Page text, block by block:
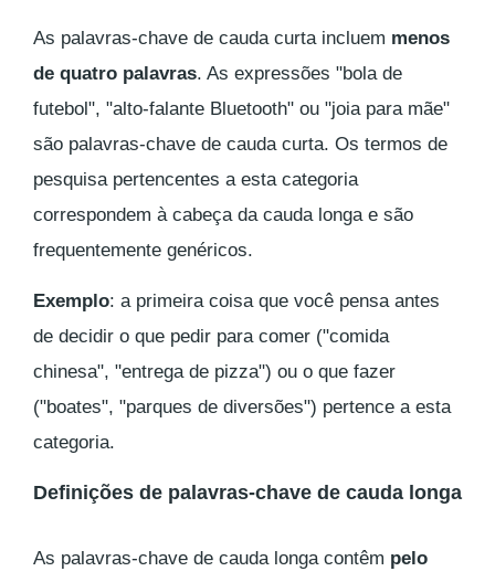
As palavras-chave de cauda curta incluem menos
de quatro palavras. As expressões "bola de
futebol", "alto-falante Bluetooth" ou "joia para mãe"
são palavras-chave de cauda curta. Os termos de
pesquisa pertencentes a esta categoria
correspondem à cabeça da cauda longa e são
frequentemente genéricos.
Exemplo: a primeira coisa que você pensa antes
de decidir o que pedir para comer ("comida
chinesa", "entrega de pizza") ou o que fazer
("boates", "parques de diversões") pertence a esta
categoria.
Definições de palavras-chave de cauda longa
As palavras-chave de cauda longa contêm pelo